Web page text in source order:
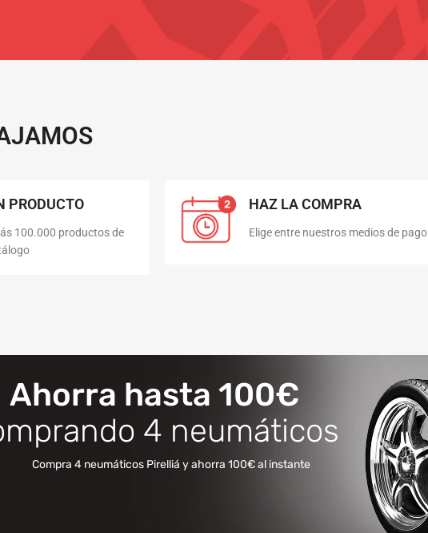
PRODUCTO
100.000 productos de
HAZ LA COMPRA
Elige entre nuestros medios de pago
Ahorra hasta 100€
4 neumáticos
Compra 4 neumáticos Pirelliá y ahorra 100€ al instante